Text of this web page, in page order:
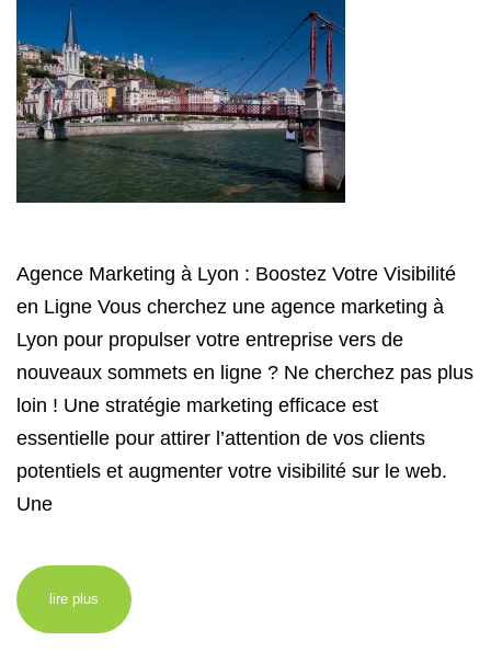
Agence Marketing à Lyon : Boostez Votre Visibilité
en Ligne Vous cherchez une agence marketing à
Lyon pour propulser votre entreprise vers de
nouveaux sommets en ligne ? Ne cherchez pas plus
loin ! Une stratégie marketing efficace est
essentielle pour attirer l’attention de vos clients
potentiels et augmenter votre visibilité sur le web.
Une
lire plus